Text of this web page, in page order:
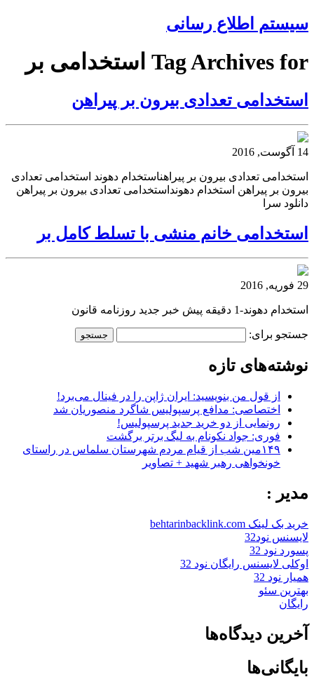
سیستم اطلاع رسانی
Tag Archives for استخدامی بر
استخدامی تعدادی بیرون بر پیراهن
14 آگوست, 2016
استخدامی تعدادی بیرون بر پیراهناستخدام دهوند استخدامی تعدادی
بیرون بر پیراهن استخدام دهونداستخدامی تعدادی بیرون بر پیراهن
دانلود سرا
استخدامی خانم منشی با تسلط کامل بر
29 فوریه, 2016
استخدام دهوند-1 دقیقه پیش خبر جدید روزنامه قانون
جستجو برای:
نوشته‌های تازه
از قول من بنویسید: ایران ژاپن را در فینال می‌برد!
اختصاصی: مدافع پرسپولیس شاگرد منصوریان شد
رونمایی از دو خرید جدید پرسپولیس!
فوری: جواد نکونام به لیگ برتر برگشت
۱۴۹مین شب از قیام مردم شهرستان سلماس در راستای
خونخواهی رهبر شهید + تصاویر
مدیر :
خرید بک لینک behtarinbacklink.com
لایسنس نود32
پسورد نود 32
اوکلی لایسنس رایگان نود 32
همیار نود 32
بهترین سئو
رایگان
آخرین دیدگاه‌ها
بایگانی‌ها